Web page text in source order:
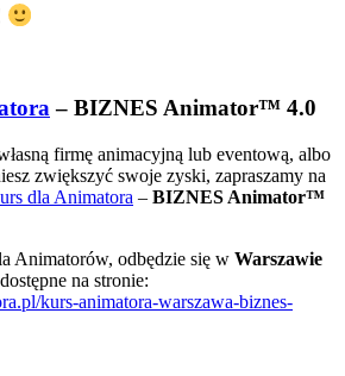
– BIZNES Animator™ 4.0
firmę animacyjną lub eventową, albo
zwiększyć swoje zyski, zapraszamy na
dla Animatora – BIZNES Animator™
Animatorów, odbędzie się w Warszawie
na stronie:
kurs-animatora-warszawa-biznes-